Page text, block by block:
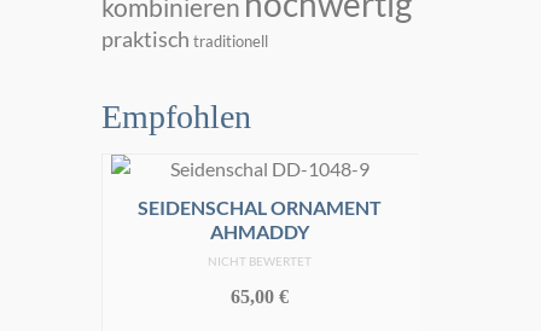
kombinieren
praktisch traditionell
Empfohlen
SEIDENSCHAL ORNAMENT
AHMADDY
NICHT BEWERTET
65,00 €